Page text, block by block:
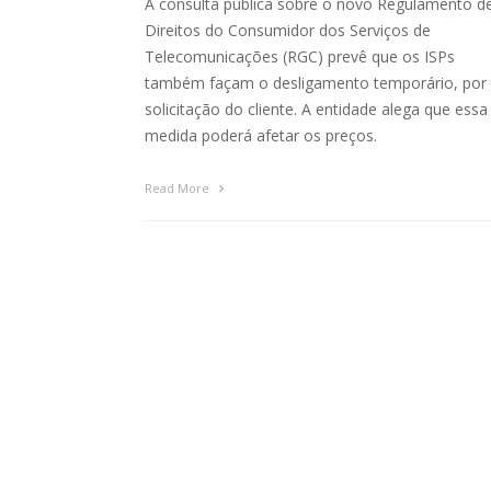
A consulta pública sobre o novo Regulamento
Direitos do Consumidor dos Serviços de
Telecomunicações (RGC) prevê que os ISPs
também façam o desligamento temporário, por
solicitação do cliente. A entidade alega que essa
medida poderá afetar os preços.
Read More